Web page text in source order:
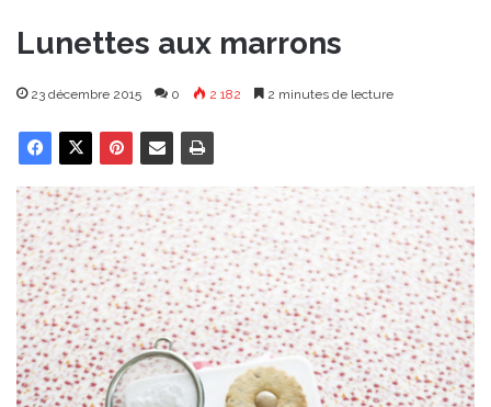
Lunettes aux marrons
23 décembre 2015 0 2 182 2 minutes de lecture